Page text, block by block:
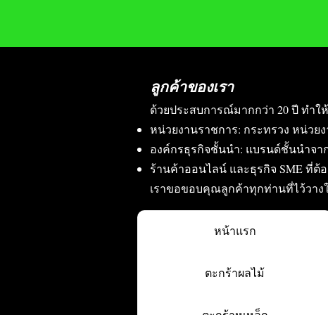
ลูกค้าของเรา
ด้วยประสบการณ์มากกว่า 20 ปี ทำใ
หน่วยงานราชการ: กระทรวง หน่วย
องค์กรธุรกิจชั้นนำ: แบรนด์ชั้นนำจา
ร้านค้าออนไลน์ และธุรกิจ SME ที่ต้
เราขอขอบคุณลูกค้าทุกท่านที่ไว้วา
หน้าแรก
ตะกร้าผลไม้